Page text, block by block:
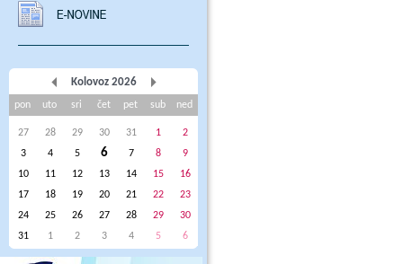
Kolovoz 2026
pon uto sri čet pet sub ned
27 28 29 30 31 1
2
3
4 5 6 7 8
9
10
11 12 13 14 15
16
17
18 19 20 21 22
23
24
25 26 27 28 29
30
31
1 2 3 4 5 6